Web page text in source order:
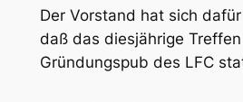
Der Vorstand hat sich
daß das diesjährige
Gründungspub des LFC